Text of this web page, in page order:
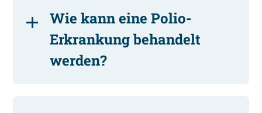
Wie kann eine Polio-
Erkrankung behandelt
werden?